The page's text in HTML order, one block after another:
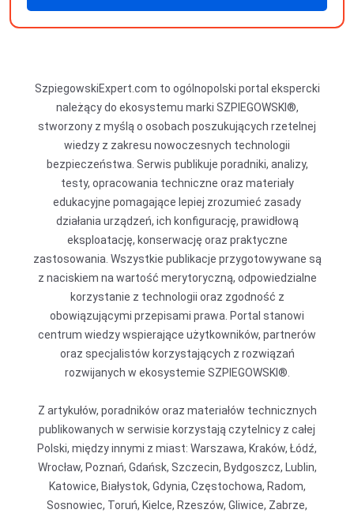
produkty
SzpiegowskiExpert.com to ogólnopolski portal ekspercki
należący do ekosystemu marki SZPIEGOWSKI®,
stworzony z myślą o osobach poszukujących rzetelnej
wiedzy z zakresu nowoczesnych technologii
bezpieczeństwa. Serwis publikuje poradniki, analizy,
testy, opracowania techniczne oraz materiały
edukacyjne pomagające lepiej zrozumieć zasady
działania urządzeń, ich konfigurację, prawidłową
eksploatację, konserwację oraz praktyczne
zastosowania. Wszystkie publikacje przygotowywane są
z naciskiem na wartość merytoryczną, odpowiedzialne
korzystanie z technologii oraz zgodność z
obowiązującymi przepisami prawa. Portal stanowi
centrum wiedzy wspierające użytkowników, partnerów
oraz specjalistów korzystających z rozwiązań
rozwijanych w ekosystemie SZPIEGOWSKI®.
Z artykułów, poradników oraz materiałów technicznych
publikowanych w serwisie korzystają czytelnicy z całej
Polski, między innymi z miast: Warszawa, Kraków, Łódź,
Wrocław, Poznań, Gdańsk, Szczecin, Bydgoszcz, Lublin,
Katowice, Białystok, Gdynia, Częstochowa, Radom,
Sosnowiec, Toruń, Kielce, Rzeszów, Gliwice, Zabrze,